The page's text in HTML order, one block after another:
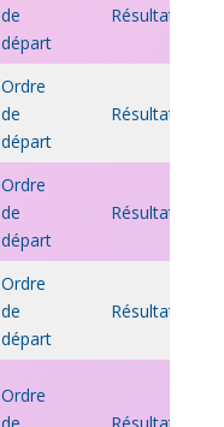
de
départ
Résultats
Ordre
de
départ
Résultats
Ordre
de
départ
Résultats
Ordre
de
départ
Résultats
Ordre